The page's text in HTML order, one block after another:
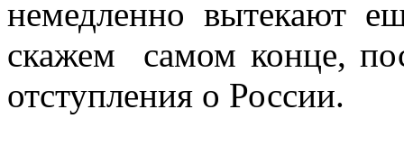
немедленно вытекают
скажем самом конце,
отступления о России.